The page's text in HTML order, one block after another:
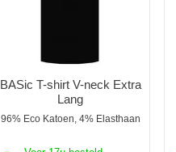
BASic T-shirt V-neck Extra
Lang
96% Eco Katoen, 4% Elasthaan